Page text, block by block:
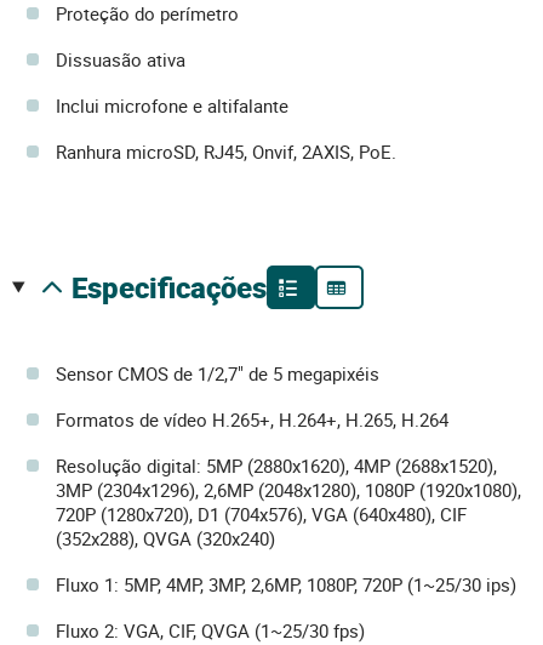
Proteção do perímetro
Dissuasão ativa
Inclui microfone e altifalante
Ranhura microSD, RJ45, Onvif, 2AXIS, PoE.
especificações
Sensor CMOS de 1/2,7" de 5 megapixéis
Formatos de vídeo H.265+, H.264+, H.265, H.264
Resolução digital: 5MP (2880x1620), 4MP (2688x1520),
3MP (2304x1296), 2,6MP (2048x1280), 1080P (1920x1080),
720P (1280x720), D1 (704x576), VGA (640x480), CIF
(352x288), QVGA (320x240)
Fluxo 1: 5MP, 4MP, 3MP, 2,6MP, 1080P, 720P (1~25/30 ips)
Fluxo 2: VGA, CIF, QVGA (1~25/30 fps)